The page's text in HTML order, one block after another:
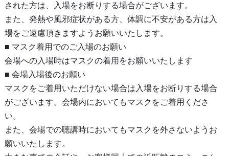
された方は、入場をお断りする場合がございます。
また、発熱や風邪症状がある方、体調に不安がある方は入
場をご遠慮頂きますようお願いいたします。
■ マスク着用でのご入場のお願い
会場への入場時はマスクの着用をお願いいたします
■ 会場入場後のお願い
マスクをご着用いただけない場合は入場をお断りする場合
がございます。会場内においてもマスクをご着用くださ
い。
また、会場での聴講時においてもマスクを外さないようお
願いいたします。